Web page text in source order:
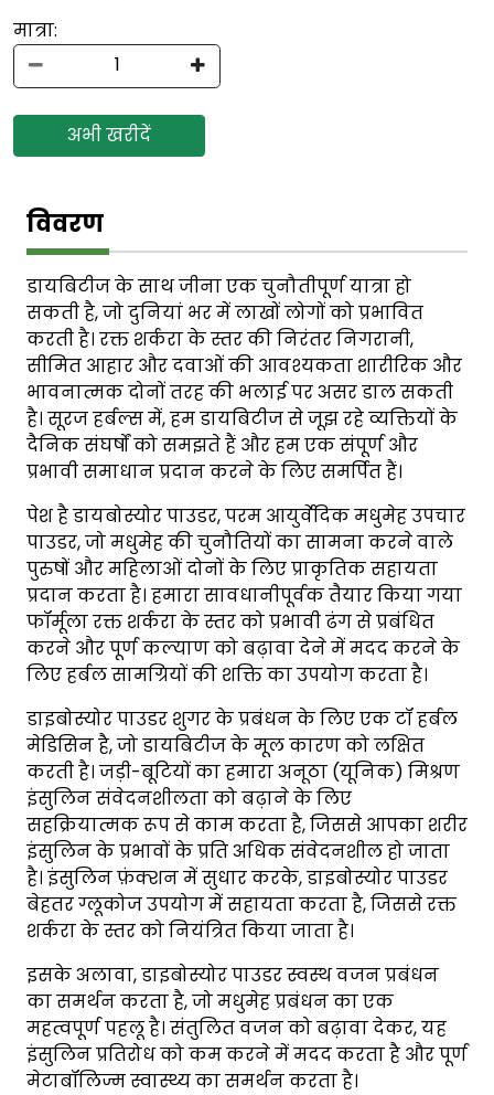
मात्रा:
अभी खरीदें
विवरण
डायबिटीज के साथ जीना एक चुनौतीपूर्ण यात्रा हो
सकती है, जो दुनियां भर में लाखों लोगों को प्रभावित
करती है। रक्त शर्करा के स्तर की निरंतर निगरानी,
सीमित आहार और दवाओं की आवश्यकता शारीरिक और
भावनात्मक दोनों तरह की भलाई पर असर डाल सकती
है। सूरज हर्बल्स में, हम डायबिटीज से जूझ रहे व्यक्तियों के
दैनिक संघर्षों को समझते हैं और हम एक संपूर्ण और
प्रभावी समाधान प्रदान करने के लिए समर्पित हैं।
पेश है डायबोस्योर पाउडर, परम आयुर्वेदिक मधुमेह उपचार
पाउडर, जो मधुमेह की चुनौतियों का सामना करने वाले
पुरुषों और महिलाओं दोनों के लिए प्राकृतिक सहायता
प्रदान करता है। हमारा सावधानीपूर्वक तैयार किया गया
फॉर्मूला रक्त शर्करा के स्तर को प्रभावी ढंग से प्रबंधित
करने और पूर्ण कल्याण को बढ़ावा देने में मदद करने के
लिए हर्बल सामग्रियों की शक्ति का उपयोग करता है।
डाइबोस्योर पाउडर शुगर के प्रबंधन के लिए एक टॉ हर्बल
मेडिसिन है, जो डायबिटीज के मूल कारण को लक्षित
करती है। जड़ी-बूटियों का हमारा अनूठा (यूनिक) मिश्रण
इंसुलिन संवेदनशीलता को बढ़ाने के लिए
सहक्रियात्मक रूप से काम करता है, जिससे आपका शरीर
इंसुलिन के प्रभावों के प्रति अधिक संवेदनशील हो जाता
है। इंसुलिन फ़ंक्शन में सुधार करके, डाइबोस्योर पाउडर
बेहतर ग्लूकोज उपयोग में सहायता करता है, जिससे रक्त
शर्करा के स्तर को नियंत्रित किया जाता है।
इसके अलावा, डाइबोस्योर पाउडर स्वस्थ वजन प्रबंधन
का समर्थन करता है, जो मधुमेह प्रबंधन का एक
महत्वपूर्ण पहलू है। संतुलित वजन को बढ़ावा देकर, यह
इंसुलिन प्रतिरोध को कम करने में मदद करता है और पूर्ण
मेटाबॉलिज्म स्वास्थ्य का समर्थन करता है।